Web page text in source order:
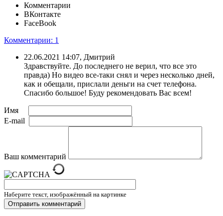
Комментарии
ВКонтакте
FaceBook
Комментарии: 1
22.06.2021 14:07, Дмитрий
Здравствуйте. До последнего не верил, что все это
правда) Но видео все-таки снял и через несколько дней,
как и обещали, прислали деньги на счет телефона.
Спасибо большое! Буду рекомендовать Вас всем!
Имя
E-mail
Ваш комментарий
Наберите текст, изображённый на картинке